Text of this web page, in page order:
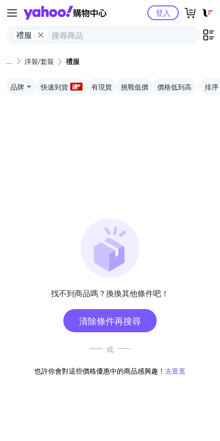
Yahoo購物中心
禮服
登入
洋裝/套裝 禮服
品牌 快速到貨 有現貨 挑戰低價 價格低到高 排序
找不到商品嗎？換換其他條件吧！
清除條件再搜尋
或
也許你會對這些價格優惠中的商品感興趣！ 去逛逛